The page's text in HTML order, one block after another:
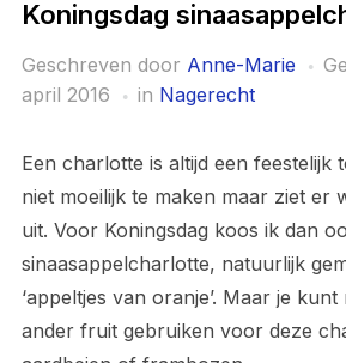
Koningsdag
Geschreven door Anne-Marie
april 2016
in Nagerecht
Een charlotte is altijd een feestelijk
niet moeilijk te maken maar ziet er
uit. Voor Koningsdag koos ik dan
sinaasappelcharlotte, natuurlijk
‘appeltjes van oranje’. Maar je
ander fruit gebruiken voor deze